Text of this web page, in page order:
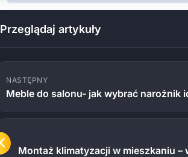
Przeglądaj artykuły
NASTĘPNY
Meble do salonu- jak wybrać narożnik
Montaż klimatyzacji w mieszkaniu –